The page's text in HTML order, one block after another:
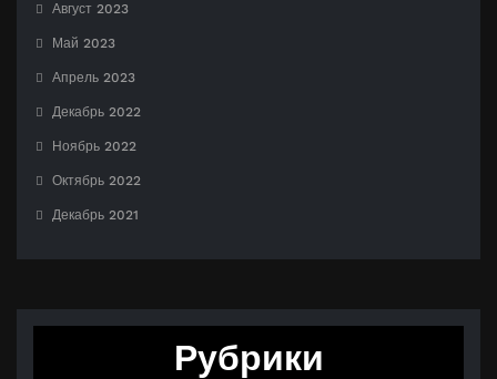
Август 2023
Май 2023
Апрель 2023
Декабрь 2022
Ноябрь 2022
Октябрь 2022
Декабрь 2021
Рубрики